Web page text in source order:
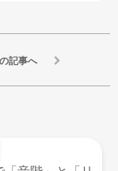
記事へ